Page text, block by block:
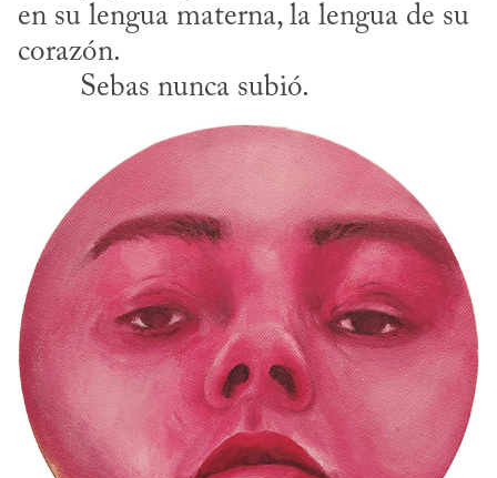
en su lengua materna, la lengua de su
corazón.
​	Sebas nunca subió.